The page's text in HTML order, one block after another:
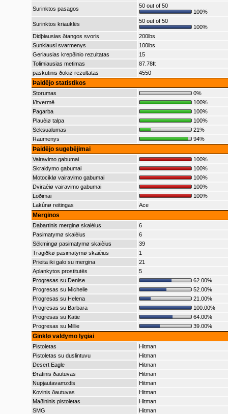
Surinktos pasagos
50 out of 50
100%
Surinktos kriauklës
50 out of 50
100%
Didþiausias ðtangos svoris
200lbs
Sunkiausi svarmenys
100lbs
Geriausias krepðinio rezultatas
15
Tolimiausias metimas
87.78ft
paskutinis ðokiø rezultatas
4550
Þaidëjo statistikos
Storumas
0%
Iðtvermë
100%
Pagarba
100%
Plauèiø talpa
100%
Seksualumas
21%
Raumenys
94%
Þaidëjo sugebëjimai
Vairavimo gabumai
100%
Skraidymo gabumai
100%
Motociklø vairavimo gabumai
100%
Dviraèiø vairavimo gabumai
100%
Loðimai
100%
Lakûnø reitingas
Ace
Merginos
Dabartinis merginø skaièius
6
Pasimatymø skaièius
6
Sëkmingø pasimatymø skaièius
39
Tragiðkø pasimatymø skaièius
1
Prieita iki galo su mergina
21
Aplankytos prostitutës
5
Progresas su Denise
62.00%
Progresas su Michelle
52.00%
Progresas su Helena
21.00%
Progresas su Barbara
100.00%
Progresas su Katie
64.00%
Progresas su Millie
39.00%
Ginklø valdymo lygiai
Pistoletas
Hitman
Pistoletas su duslintuvu
Hitman
Desert Eagle
Hitman
Ðratinis ðautuvas
Hitman
Nupjautavamzdis
Hitman
Kovinis ðautuvas
Hitman
Maðininis pistoletas
Hitman
SMG
Hitman